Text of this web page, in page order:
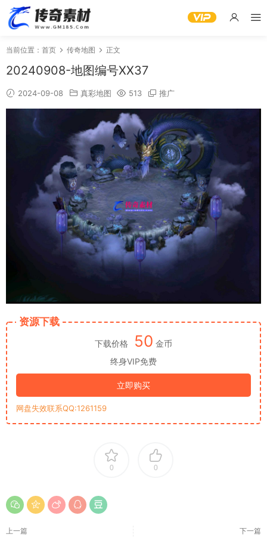
当前位置： 首页 传奇地图 正文
20240908-地图编号XX37
2024-09-08 真彩地图 513 推广
资源下载
下载价格 50 金币
终身VIP免费
立即购买
网盘失效联系QQ:1261159
0 0
上一篇 下一篇